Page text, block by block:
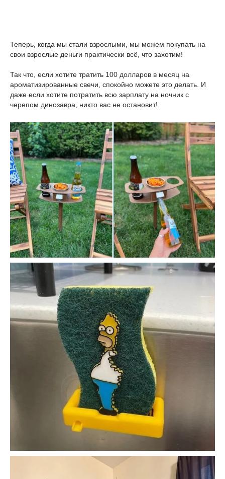
Теперь, когда мы стали взрослыми, мы можем покупать на
свои взрослые деньги практически всё, что захотим!
Так что, если хотите тратить 100 долларов в месяц на
ароматизированные свечи, спокойно можете это делать. И
даже если хотите потратить всю зарплату на ночник с
черепом динозавра, никто вас не остановит!